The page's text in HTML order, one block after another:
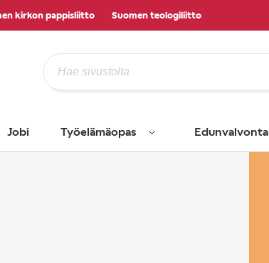
kirkon pappisliitto Suomen teologiliitto
Jobi Työelämäopas Edunvalvonta